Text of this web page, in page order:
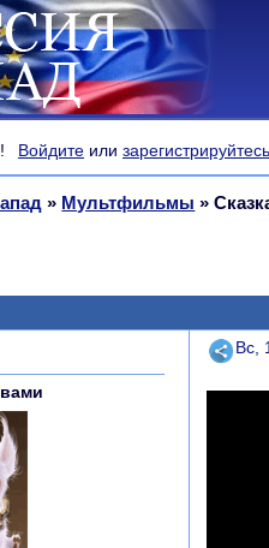
Войдите илизарегистрируйтесь
» Мультфильмы »
Вс,